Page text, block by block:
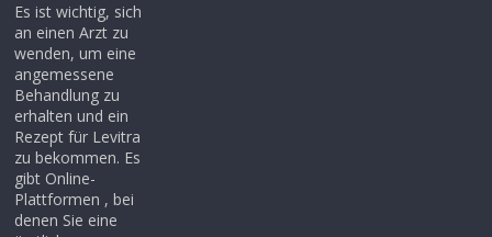
Es ist wichtig, sich
an einen Arzt zu
wenden, um eine
angemessene
Behandlung zu
erhalten und ein
Rezept für Levitra
zu bekommen. Es
gibt Online-
Plattformen , bei
denen Sie eine